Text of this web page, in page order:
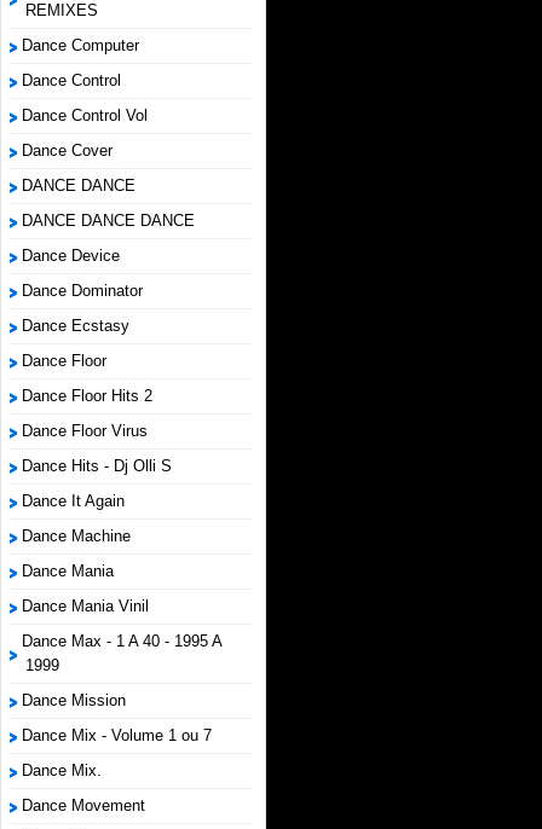
REMIXES
Dance Computer
Dance Control
Dance Control Vol
Dance Cover
DANCE DANCE
DANCE DANCE DANCE
Dance Device
Dance Dominator
Dance Ecstasy
Dance Floor
Dance Floor Hits 2
Dance Floor Virus
Dance Hits - Dj Olli S
Dance It Again
Dance Machine
Dance Mania
Dance Mania Vinil
Dance Max - 1 A 40 - 1995 A
1999
Dance Mission
Dance Mix - Volume 1 ou 7
Dance Mix.
Dance Movement